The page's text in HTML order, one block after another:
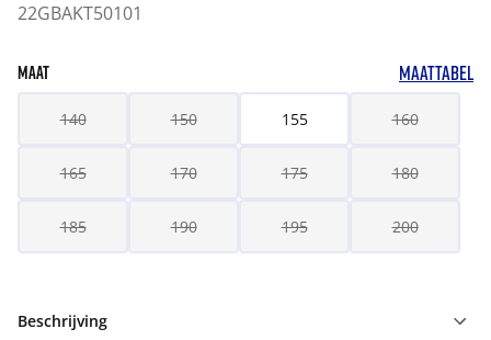
22GBAKT50101
MAAT MAATTABEL
140 150 155 160
165 170 175 180
185 190 195 200
Beschrijving